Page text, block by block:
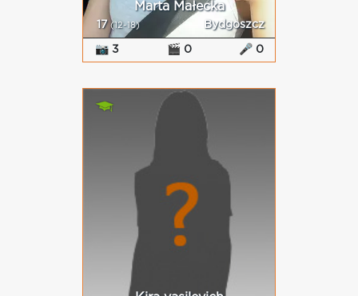
Marta Małecka
17 (12-18) Bydgoszcz
📷 3 🎬 0 🎤 0